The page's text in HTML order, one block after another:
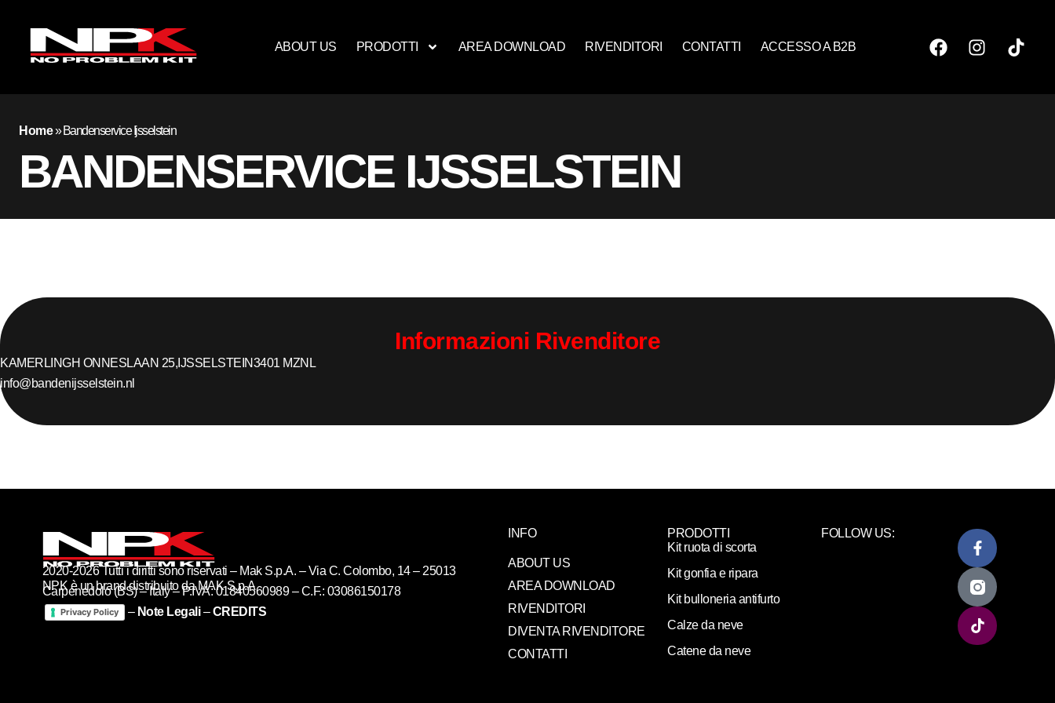
ABOUT US PRODOTTI AREA DOWNLOAD RIVENDITORI CONTATTI ACCESSO A B2B
Home»Bandenservice Ijsselstein
BANDENSERVICE IJSSELSTEIN
Informazioni Rivenditore
KAMERLINGH ONNESLAAN 25, IJSSELSTEIN3401 MZNL
info@bandenijsselstein.nl
NPK è un brand distribuito da MAK S.p.A
2020-2026 Tutti i diritti sono riservati – Mak S.p.A. – Via C. Colombo, 14 – 25013
Carpenedolo (BS) – Italy – P.IVA: 01840560989 – C.F.: 03086150178
Privacy Policy – Note Legali–CREDITS
INFO
ABOUT US
AREA DOWNLOAD
RIVENDITORI
DIVENTA RIVENDITORE
CONTATTI
PRODOTTI
Kit ruota di scorta
Kit gonfia e ripara
Kit bulloneria antifurto
Calze da neve
Catene da neve
FOLLOW US: